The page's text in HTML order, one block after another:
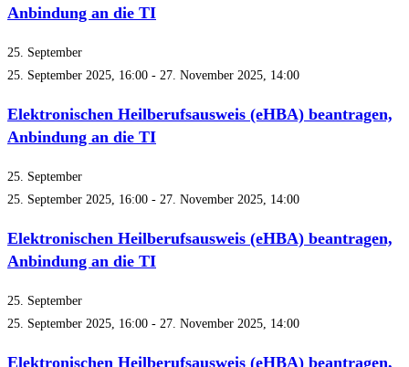
Anbindung an die TI
25. September
25. September 2025, 16:00 - 27. November 2025, 14:00
Elektronischen Heilberufsausweis (eHBA) beantragen,
Anbindung an die TI
25. September
25. September 2025, 16:00 - 27. November 2025, 14:00
Elektronischen Heilberufsausweis (eHBA) beantragen,
Anbindung an die TI
25. September
25. September 2025, 16:00 - 27. November 2025, 14:00
Elektronischen Heilberufsausweis (eHBA) beantragen,